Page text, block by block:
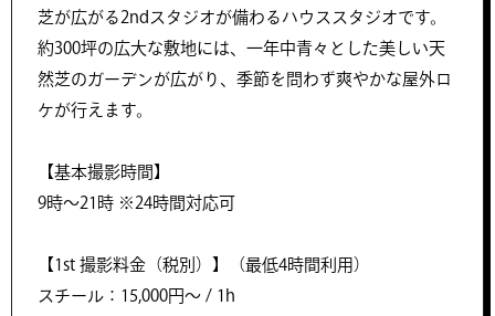
芝が広がる2ndスタジオが備わるハウススタジオです。
約300坪の広大な敷地には、一年中青々とした美しい天
然芝のガーデンが広がり、季節を問わず爽やかな屋外ロ
ケが行えます。
【基本撮影時間】
9時〜21時 ※24時間対応可
【1st 撮影料金（税別）】（最低4時間利用）
スチール：15,000円〜 / 1h